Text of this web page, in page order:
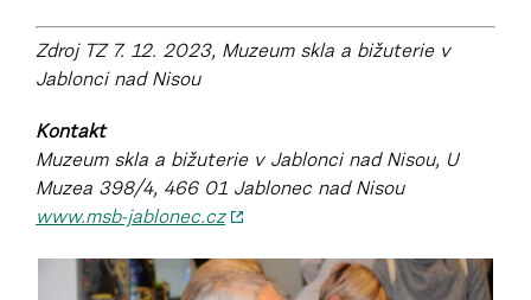
Zdroj TZ 7. 12. 2023, Muzeum skla a bižuterie v
Jablonci nad Nisou
Kontakt
Muzeum skla a bižuterie v Jablonci nad Nisou, U
Muzea 398/4, 466 01 Jablonec nad Nisou
www.msb-jablonec.cz